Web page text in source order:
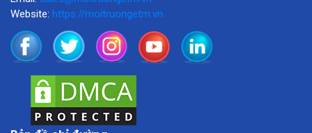
Website: https://moitruongetm.vn